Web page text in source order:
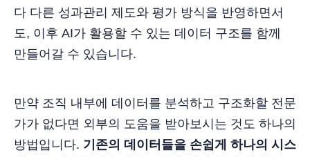
다 다른 성과관리 제도와 평가 방식을 반영하면서
도, 이후 AI가 활용할 수 있는 데이터 구조를 함께
만들어갈 수 있습니다.
만약 조직 내부에 데이터를 분석하고 구조화할 전문
가가 없다면 외부의 도움을 받아보시는 것도 하나의
방법입니다. 기존의 데이터들을 손쉽게 하나의 시스